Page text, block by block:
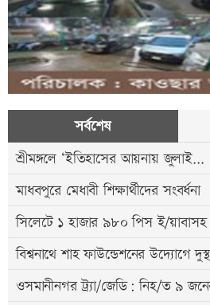
সর্বশেষ
শ্রীমঙ্গলে ‘ইতিহাসের আয়নায় জুলাই...
মাধবপুরে মেধাবী শিক্ষার্থীদের সংবর্ধনা
সিলেটে ১ হাজার ৯৮০ পিস ই/
বিশ্বনাথে শাহ ফাউন্ডেশনের উদ্যোগে
ওসমানীনগর ট্র্যা/জেডি: নিহ/ত ৯